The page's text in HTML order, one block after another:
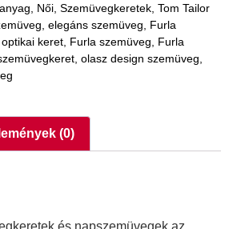
Női Szemüvegkeretek Tom Tailor
elegáns szemüveg
Furla
keret Furla szemüveg
Furla
olasz design szemüveg
(0)
és napszemüvegek az